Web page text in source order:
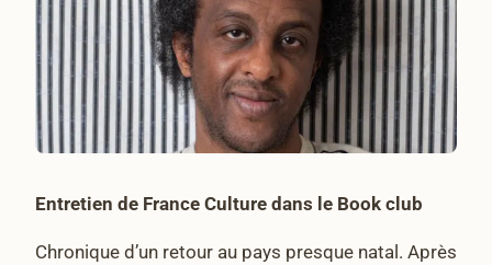
Entretien de France Culture dans le Book club
Chronique d’un retour au pays presque natal. Après